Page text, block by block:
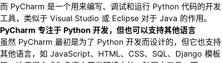
而 PyCharm 是一个用来编写、调试和运行 Python 代码的开发
工具，类似于 Visual Studio 或 Eclipse 对于 Java 的作用。
PyCharm 专注于 Python 开发，但也可以支持其他语言
虽然 PyCharm 最初是为了 Python 开发而设计的，但它也支持
其他语言，如 JavaScript、HTML、CSS、SQL、Django 模板